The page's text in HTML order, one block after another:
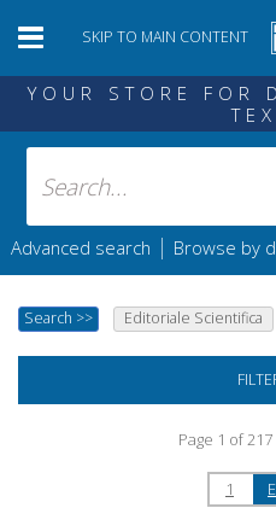
SKIP TO MAIN CONTENT
YOUR STORE FOR
Advanced search | Browse by
Search >> Editoriale Scientifica
Page 1 of 217
1